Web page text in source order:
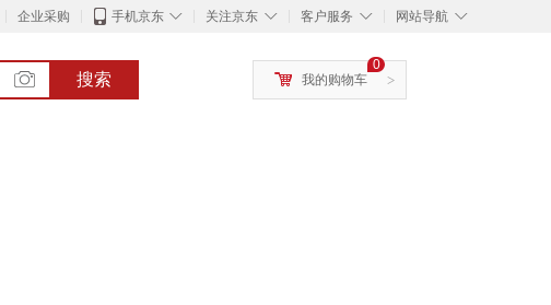
企业采购 ◇
手机京东 ◇
关注京东 ◇
客户服务 ◇
网站导航
搜索 >
0
我的购物车